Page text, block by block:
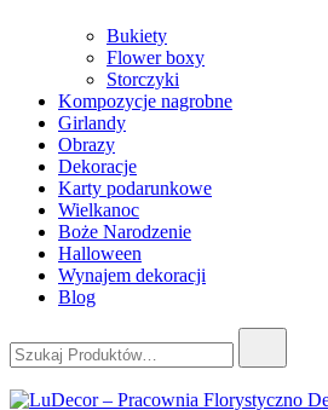
Bukiety
Flower boxy
Storczyki
Kompozycje nagrobne
Girlandy
Obrazy
Dekoracje
Karty podarunkowe
Wielkanoc
Boże Narodzenie
Halloween
Wynajem dekoracji
Blog